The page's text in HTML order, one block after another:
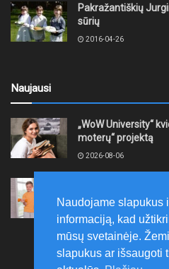
Pakražantiškių
sūrių
2016-04-26
Naujausi
„WoW University“
moterų“ projektą
2026-08-06
neformaliojo
2026-08-06
Naudojame slapukus
informaciją, kad
mūsų svetainėje.
slapukus ar išsaugoti